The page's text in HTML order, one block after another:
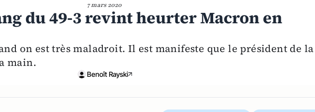
7 mars 2020
du 49-3 revint heurter Macron en
on est très maladroit. Il est manifeste que le président de la
main.
Benoît Rayski